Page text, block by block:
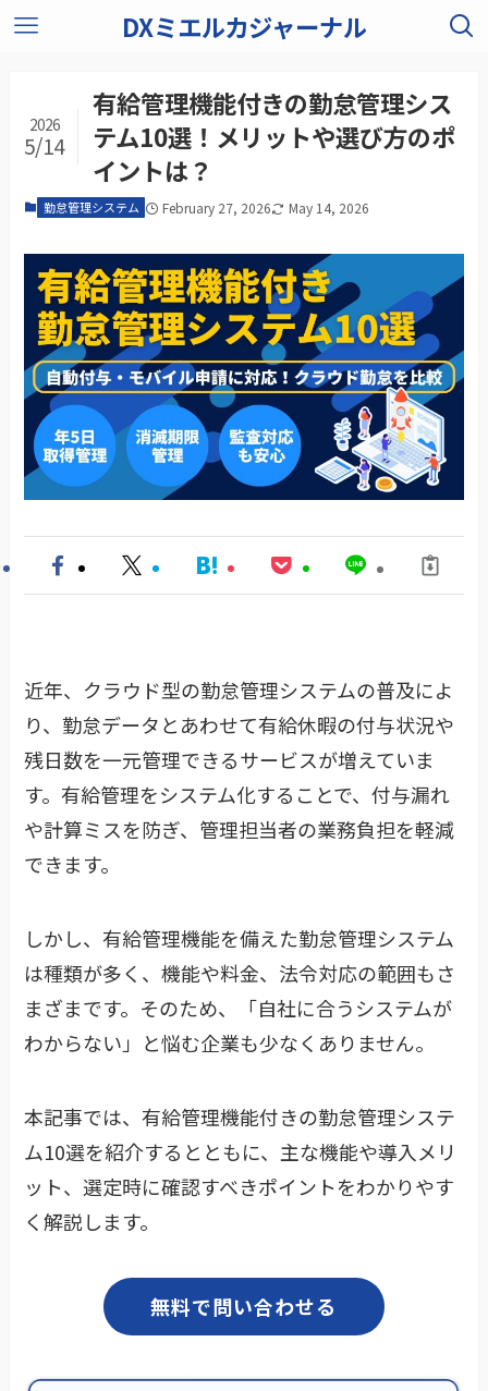
DXミエルカジャーナル
有給管理機能付きの勤怠管理シス
テム10選！メリットや選び方のポ
イントは？
2026
5/14
勤怠管理システム February 27, 2026 May 14, 2026
近年、クラウド型の勤怠管理システムの普及によ
り、勤怠データとあわせて有給休暇の付与状況や
残日数を一元管理できるサービスが増えていま
す。有給管理をシステム化することで、付与漏れ
や計算ミスを防ぎ、管理担当者の業務負担を軽減
できます。
しかし、有給管理機能を備えた勤怠管理システム
は種類が多く、機能や料金、法令対応の範囲もさ
まざまです。そのため、「自社に合うシステムが
わからない」と悩む企業も少なくありません。
本記事では、有給管理機能付きの勤怠管理システ
ム10選を紹介するとともに、主な機能や導入メリ
ット、選定時に確認すべきポイントをわかりやす
く解説します。
無料で問い合わせる